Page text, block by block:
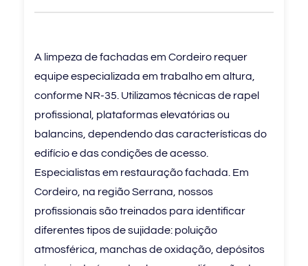
A limpeza de fachadas em Cordeiro requer
equipe especializada em trabalho em altura,
conforme NR-35. Utilizamos técnicas de rapel
profissional, plataformas elevatórias ou
balancins, dependendo das características do
edifício e das condições de acesso.
Especialistas em restauração fachada. Em
Cordeiro, na região Serrana, nossos
profissionais são treinados para identificar
diferentes tipos de sujidade: poluição
atmosférica, manchas de oxidação, depósitos